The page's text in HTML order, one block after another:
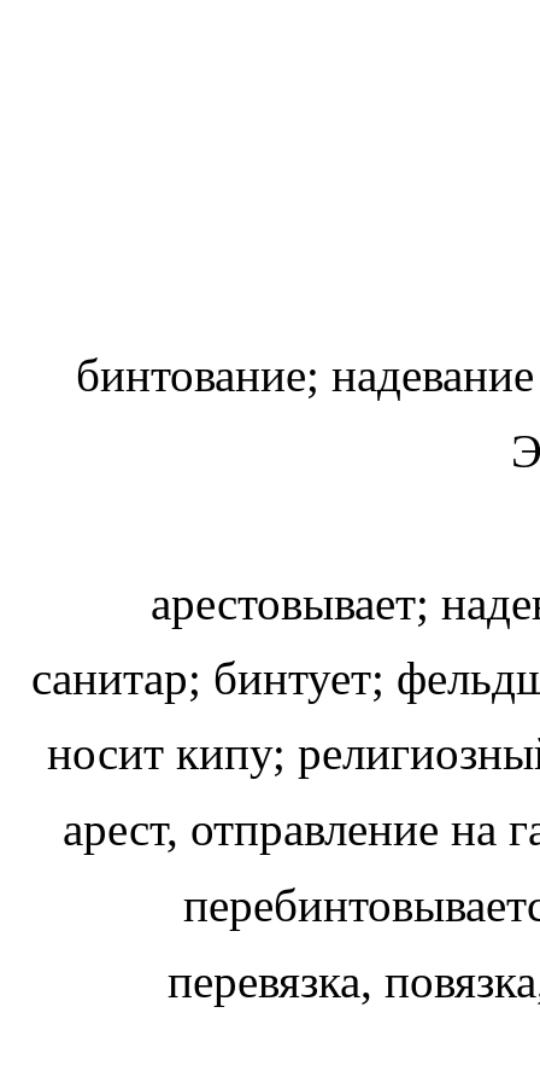
бинтование;
арестовывает;
санитар; бинтует;
носит кипу;
арест, отправление на
перевязка,